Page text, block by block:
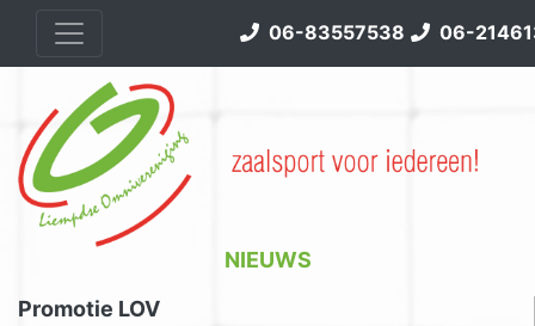
06-83557538 06-
NIEUWS
Promotie LOV